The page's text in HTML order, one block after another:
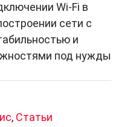
Wi-Fi в
сети с
и
под нужды
, Статьи